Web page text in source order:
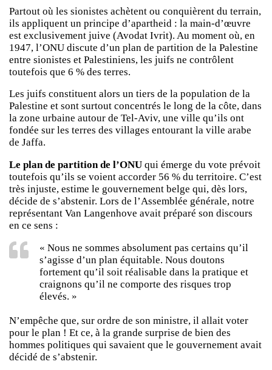
Partout où les sionistes achètent ou conquièrent du terrain,
ils appliquent un principe d’apartheid : la main-d’œuvre
est exclusivement juive (Avodat Ivrit). Au moment où, en
1947, l’ONU discute d’un plan de partition de la Palestine
entre sionistes et Palestiniens, les juifs ne contrôlent
toutefois que 6 % des terres.
Les juifs constituent alors un tiers de la population de la
Palestine et sont surtout concentrés le long de la côte, dans
la zone urbaine autour de Tel-Aviv, une ville qu’ils ont
fondée sur les terres des villages entourant la ville arabe
de Jaffa.
Le plan de partition de l’ONU qui émerge du vote prévoit
toutefois qu’ils se voient accorder 56 % du territoire. C’est
très injuste, estime le gouvernement belge qui, dès lors,
décide de s’abstenir. Lors de l’Assemblée générale, notre
représentant Van Langenhove avait préparé son discours
en ce sens :
« Nous ne sommes absolument pas certains qu’il
s’agisse d’un plan équitable. Nous doutons
fortement qu’il soit réalisable dans la pratique et
craignons qu’il ne comporte des risques trop
élevés. »
N’empêche que, sur ordre de son ministre, il allait voter
pour le plan ! Et ce, à la grande surprise de bien des
hommes politiques qui savaient que le gouvernement avait
décidé de s’abstenir.